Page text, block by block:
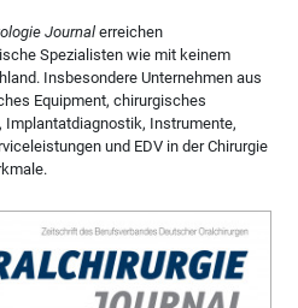
Journal erreichen
Spezialisten wie mit keinem
Insbesondere Unternehmen aus
Equipment, chirurgisches
Instrumente,
und EDV in der Chirurgie